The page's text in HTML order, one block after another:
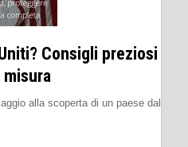
Consigli preziosi
misura
alla scoperta di un paese dal